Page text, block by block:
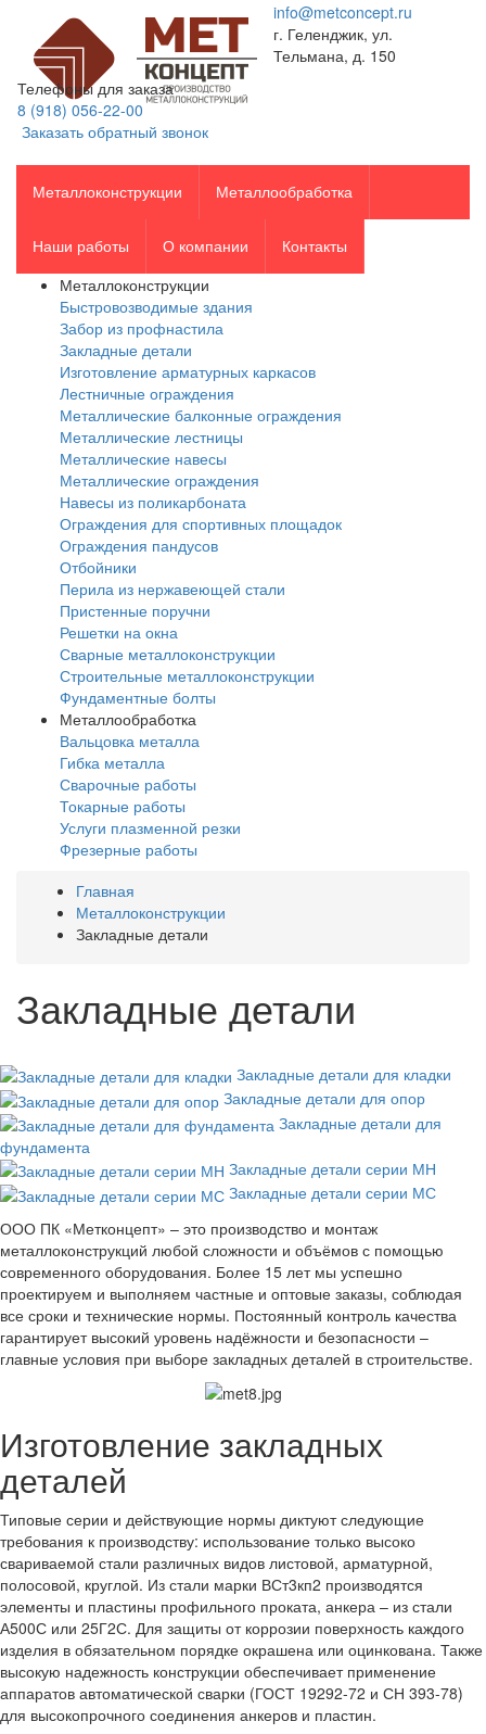
info@metconcept.ru
г. Геленджик, ул.
Тельмана, д. 150
Телефоны для заказа
8 (918) 056-22-00
Заказать обратный звонок
Металлоконструкции Металлообработка
Наши работы О компании Контакты
Металлоконструкции
Быстровозводимые здания
Забор из профнастила
Закладные детали
Изготовление арматурных каркасов
Лестничные ограждения
Металлические балконные ограждения
Металлические лестницы
Металлические навесы
Металлические ограждения
Навесы из поликарбоната
Ограждения для спортивных площадок
Ограждения пандусов
Отбойники
Перила из нержавеющей стали
Пристенные поручни
Решетки на окна
Сварные металлоконструкции
Строительные металлоконструкции
Фундаментные болты
Металлообработка
Вальцовка металла
Гибка металла
Сварочные работы
Токарные работы
Услуги плазменной резки
Фрезерные работы
Главная
Металлоконструкции
Закладные детали
Закладные детали
Закладные детали для кладки
Закладные детали для опор
Закладные детали для
фундамента
Закладные детали серии МН
Закладные детали серии МС
ООО ПК «Метконцепт» – это производство и монтаж
металлоконструкций любой сложности и объёмов с помощью
современного оборудования. Более 15 лет мы успешно
проектируем и выполняем частные и оптовые заказы, соблюдая
все сроки и технические нормы. Постоянный контроль качества
гарантирует высокий уровень надёжности и безопасности –
главные условия при выборе закладных деталей в строительстве.
Изготовление закладных
деталей
Типовые серии и действующие нормы диктуют следующие
требования к производству: использование только высоко
свариваемой стали различных видов листовой, арматурной,
полосовой, круглой. Из стали марки ВСт3кп2 производятся
элементы и пластины профильного проката, анкера – из стали
А500С или 25Г2С. Для защиты от коррозии поверхность каждого
изделия в обязательном порядке окрашена или оцинкована. Также
высокую надежность конструкции обеспечивает применение
аппаратов автоматической сварки (ГОСТ 19292-72 и СН 393-78)
для высокопрочного соединения анкеров и пластин.